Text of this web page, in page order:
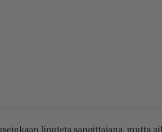
liputeta sanoittajana, mutta